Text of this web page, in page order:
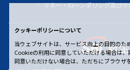
クッキーポリシーについて
当ウェブサイトは、サービス向上の目的のた
Cookieの利用に同意していただける場合は、
同意いただけない場合は、ただちにブラウザ
マネー・ローンダリング及び